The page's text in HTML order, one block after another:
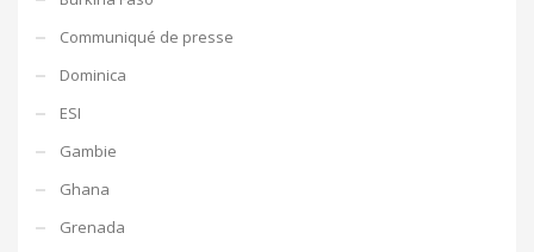
Communiqué de presse
Dominica
ESI
Gambie
Ghana
Grenada